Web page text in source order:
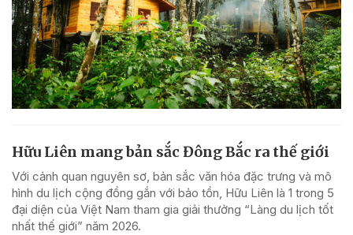
Hữu Liên mang bản sắc Đông Bắc ra thế giới
Với cảnh quan nguyên sơ, bản sắc văn hóa đặc trưng và mô
hình du lịch cộng đồng gắn với bảo tồn, Hữu Liên là 1 trong 5
đại diện của Việt Nam tham gia giải thưởng “Làng du lịch tốt
nhất thế giới” năm 2026.